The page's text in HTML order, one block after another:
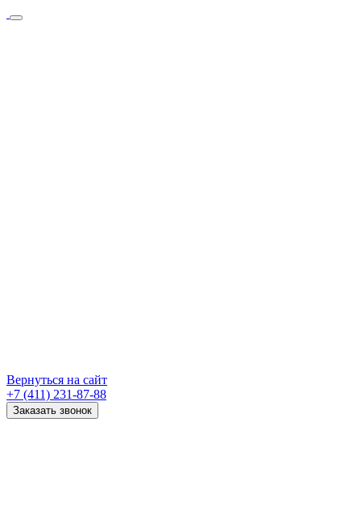
Вернуться на сайт
+7 (411) 231-87-88
Заказать звонок